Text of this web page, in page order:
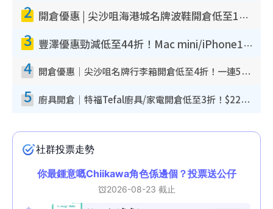
2 開倉優惠 | 尖沙咀海港城名牌波鞋開倉低至1折！On鞋$899起／Joy&Peace鞋履$98起
3 豐澤優惠勁減低至44折！Mac mini/iPhone17Pro大減價！廚房家電$220起
4 開倉優惠｜尖沙咀名牌行李箱開倉低至4折！一連5日 American Tourister/ace./Hallmark $200起！
5 廚具開倉｜特福Tefal廚具/家電開倉低至3折！$220起買平底鍋/炒鑊/湯煲！電飯煲/吸塵機/燙斗$418起